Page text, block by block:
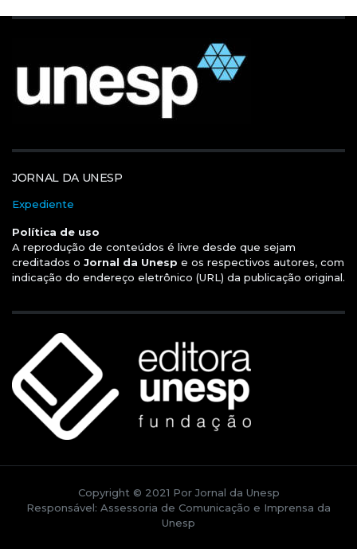
JORNAL DA UNESP
Expediente
Política de uso
A reprodução de conteúdos é livre desde que sejam
creditados o Jornal da Unesp e os respectivos autores, com
indicação do endereço eletrônico (URL) da publicação original.
Copyright © 2021 Por Jornal da Unesp
Responsável: Assessoria de Comunicação e Imprensa da
Unesp